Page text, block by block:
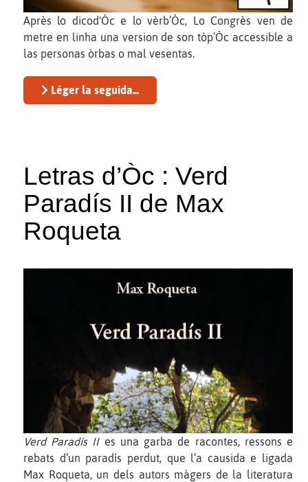
Après lo dicod'Òc e lo vèrb’Òc, Lo Congrès ven de
metre en linha una version de son tòp’Òc accessible a
las personas òrbas o mal vesentas.
Léger la seguida...
Letras d’Òc : Verd
Paradís II de Max
Roqueta
Verd Paradís IIes una garba de racontes, ressons e
rebats d’un paradís perdut, que l’a causida e ligada
Max Roqueta, un dels autors màgers de la literatura